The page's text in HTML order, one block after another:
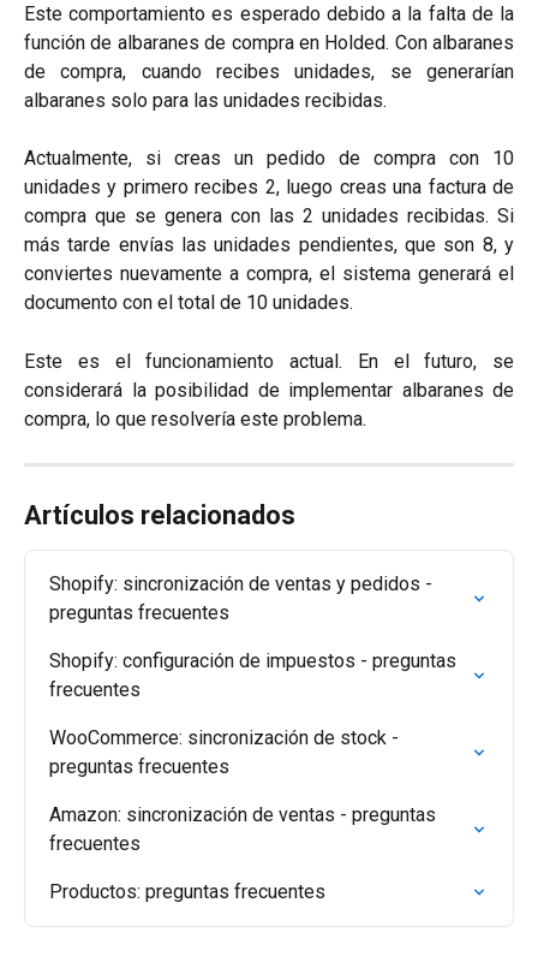
Este comportamiento es esperado debido a la falta de la
función de albaranes de compra en Holded. Con albaranes
de compra, cuando recibes unidades, se generarían
albaranes solo para las unidades recibidas.
Actualmente, si creas un pedido de compra con 10
unidades y primero recibes 2, luego creas una factura de
compra que se genera con las 2 unidades recibidas. Si
más tarde envías las unidades pendientes, que son 8, y
conviertes nuevamente a compra, el sistema generará el
documento con el total de 10 unidades.
Este es el funcionamiento actual. En el futuro, se
considerará la posibilidad de implementar albaranes de
compra, lo que resolvería este problema.
Artículos relacionados
Shopify: sincronización de ventas y pedidos -
preguntas frecuentes
Shopify: configuración de impuestos - preguntas
frecuentes
WooCommerce: sincronización de stock -
preguntas frecuentes
Amazon: sincronización de ventas - preguntas
frecuentes
Productos: preguntas frecuentes